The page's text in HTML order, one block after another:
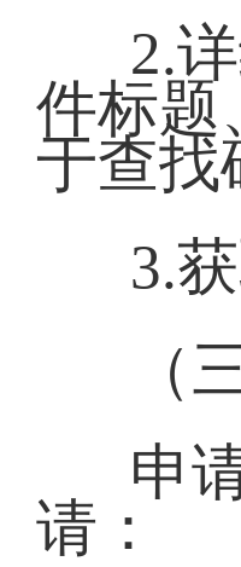
2.
件标题
于查找
3.
（
申
请：